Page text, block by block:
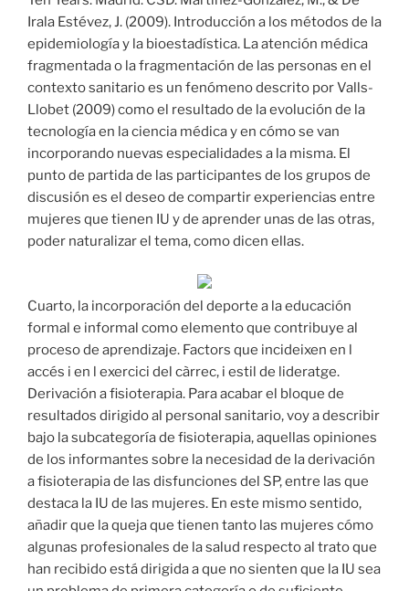
Irala Estévez, J. (2009). Introducción a los métodos de la
epidemiología y la bioestadística. La atención médica
fragmentada o la fragmentación de las personas en el
contexto sanitario es un fenómeno descrito por Valls-
Llobet (2009) como el resultado de la evolución de la
tecnología en la ciencia médica y en cómo se van
incorporando nuevas especialidades a la misma. El
punto de partida de las participantes de los grupos de
discusión es el deseo de compartir experiencias entre
mujeres que tienen IU y de aprender unas de las otras,
poder naturalizar el tema, como dicen ellas.
Cuarto, la incorporación del deporte a la educación
formal e informal como elemento que contribuye al
proceso de aprendizaje. Factors que incideixen en l
accés i en l exercici del càrrec, i estil de lideratge.
Derivación a fisioterapia. Para acabar el bloque de
resultados dirigido al personal sanitario, voy a describir
bajo la subcategoría de fisioterapia, aquellas opiniones
de los informantes sobre la necesidad de la derivación
a fisioterapia de las disfunciones del SP, entre las que
destaca la IU de las mujeres. En este mismo sentido,
añadir que la queja que tienen tanto las mujeres cómo
algunas profesionales de la salud respecto al trato que
han recibido está dirigida a que no sienten que la IU sea